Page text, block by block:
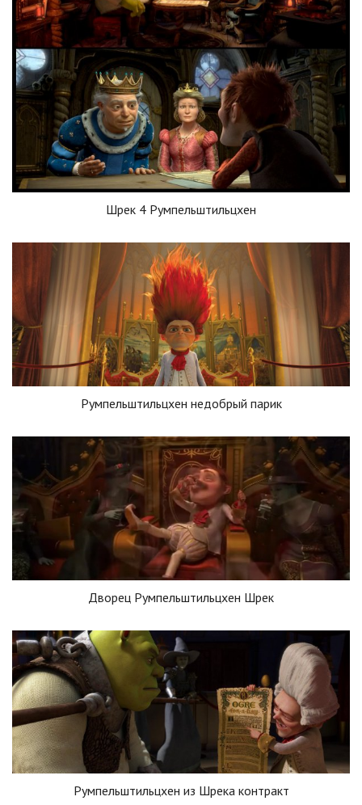
Шрек 4 Румпельштильцхен
Румпельштильцхен недобрый парик
Дворец Румпельштильцхен Шрек
Румпельштильцхен из Шрека контракт